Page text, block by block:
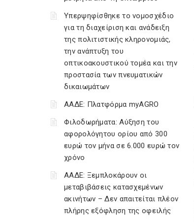
Υπερψηφίσθηκε το νομοσχέδιο
για τη διαχείριση και ανάδειξη
της πολιτιστικής κληρονομιάς,
την ανάπτυξη του
οπτικοακουστικού τομέα και την
προστασία των πνευματικών
δικαιωμάτων
ΑΑΔΕ: Πλατφόρμα myAGRO
Φιλοδωρήματα: Αύξηση του
αφορολόγητου ορίου από 300
ευρώ τον μήνα σε 6.000 ευρώ τον
χρόνο
ΑΑΔΕ: Ξεμπλοκάρουν οι
μεταβιβάσεις κατασχεμένων
ακινήτων – Δεν απαιτείται πλέον
πλήρης εξόφληση της οφειλής